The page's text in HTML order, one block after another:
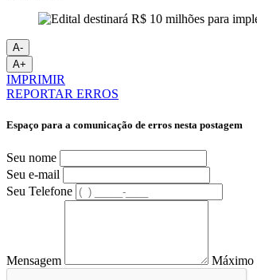
A-
A+
IMPRIMIR
REPORTAR ERROS
Espaço para a comunicação de erros nesta postagem
Seu nome
Seu e-mail
Seu Telefone
Mensagem Máximo